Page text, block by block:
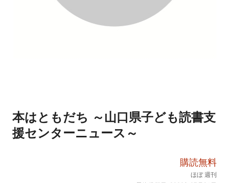
本はともだち ～山口県子ども読書支
援センターニュース～
購読無料
ほぼ 週刊